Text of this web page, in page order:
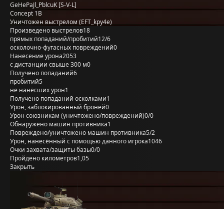
GeHePaJl_PblcuK [S-V-L]
Concept 1B
Уничтожен выстрелом (EFT_kpy4e)
Произведено выстрелов18
прямых попаданий/пробитий12/6
осколочно-фугасных повреждений0
Нанесение урона2053
с дистанции свыше 300 м0
Получено попаданий6
пробитий5
не нанёсших урон1
Получено попаданий осколками1
Урон, заблокированный бронёй0
Урон союзникам (уничтожено/повреждений)0/0
Обнаружено машин противника1
Повреждено/уничтожено машин противника5/2
Урон, нанесённый с помощью данного игрока1046
Очки захвата/защиты базы0/0
Пройдено километров1,05
Закрыть